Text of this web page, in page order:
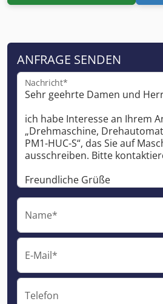
ANFRAGE SENDEN
Nachricht*
Name*
E-Mail*
Telefon